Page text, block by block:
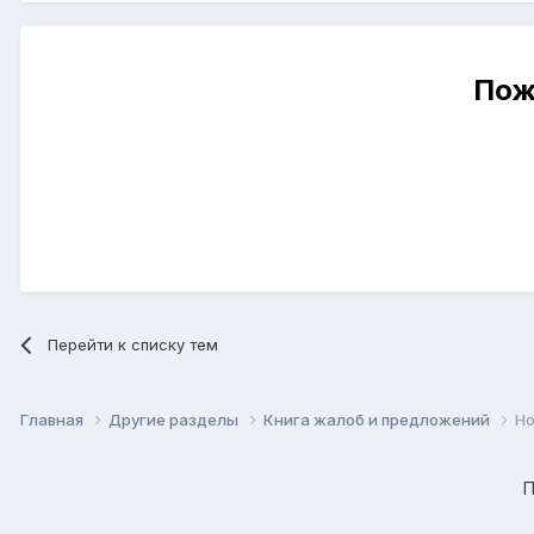
Перейти к списку тем
Главная Другие разделы Книга жалоб и предложений